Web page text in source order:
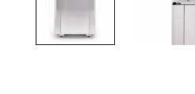
TOTO
Kylpyhuonekalusteet